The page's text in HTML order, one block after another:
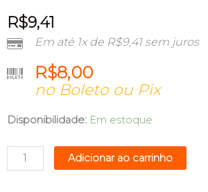
R$9,41
Em até 1x de R$9,41sem juros
R$8,00
no Boleto ou Pix
Disponibilidade: Em estoque
REFIL
TINTA
T664320/T673320
Adicionar ao carrinho